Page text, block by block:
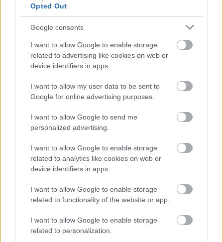
Opted Out
Google consents
I want to allow Google to enable storage
related to advertising like cookies on web or
device identifiers in apps.
I want to allow my user data to be sent to
Google for online advertising purposes.
I want to allow Google to send me
personalized advertising.
I want to allow Google to enable storage
related to analytics like cookies on web or
device identifiers in apps.
I want to allow Google to enable storage
related to functionality of the website or app.
I want to allow Google to enable storage
related to personalization.
Siofra Akvedukunun mavi işıqlarla işıqlandırılmış
xarabalıqlarında iki Cəsur Qarqoylla döyüşən Qara
Bıçaqlı Tarnished zirehinin anime üslublu fan-artı.
Daha çox məlumat və daha yüksək qətnamələr üçün
şəklə klikləyin və ya vurun.